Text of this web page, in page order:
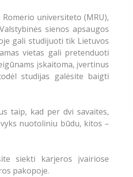
universiteto (MRU),
sienos apsaugos
gali studijuoti tik Lietuvos
vietas gali pretenduoti
įskaitoma, įvertinus
studijas galėsite baigti
taip, kad per dvi savaites,
nuotoliniu būdu, kitos –
siekti karjeros įvairiose
pakopoje.